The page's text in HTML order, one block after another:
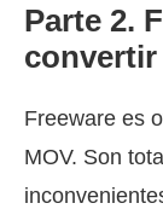
Parte 2.
convertir
Freeware es
MOV. Son